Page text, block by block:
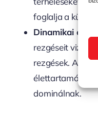
foglalja a
Dinamikai
rezgéseit
rezgések. Az
élettartamának
dominálnak.